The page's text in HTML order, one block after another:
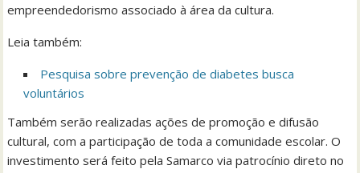
empreendedorismo associado à área da cultura.
Leia também:
Pesquisa sobre prevenção de diabetes busca
voluntários
Também serão realizadas ações de promoção e difusão
cultural, com a participação de toda a comunidade escolar. O
investimento será feito pela Samarco via patrocínio direto no